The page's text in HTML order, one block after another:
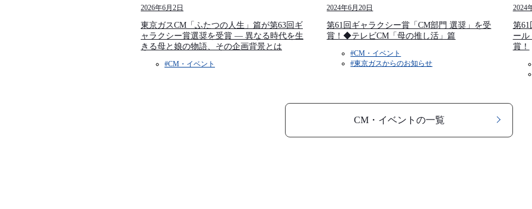
2026年6月2日
東京ガスCM「ふたつの人生」篇が第63回ギ
ャラクシー賞選奨を受賞 — 異なる時代を生
きる母と娘の物語、その企画背景とは
#CM・イベント​
2024年6月20日
第61回ギャラクシー賞「CM部門 選奨」を受
賞！◆テレビCM「母の推し活」篇
#CM・イベント​
#東京ガスからのお知らせ​​
2024
第
ール
賞！
CM・イベント​の一覧